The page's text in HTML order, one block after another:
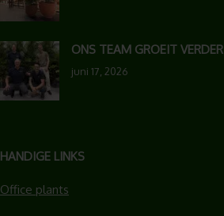
ONS TEAM GROEIT VERDER
juni 17, 2026
HANDIGE LINKS
Office plants